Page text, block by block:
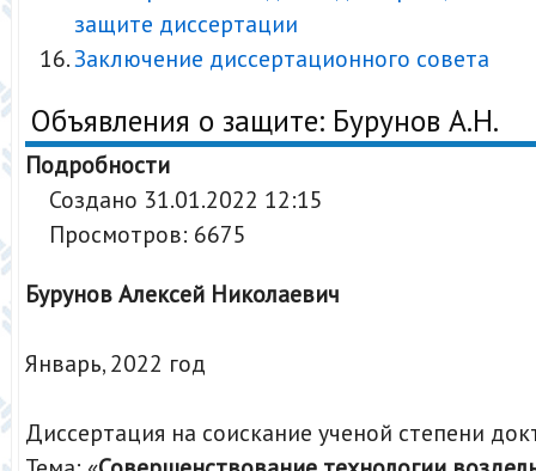
защите диссертации
Заключение диссертационного совета
Объявления о защите: Бурунов А.Н.
Подробности
Создано 31.01.2022 12:15
Просмотров: 6675
Бурунов Алексей Николаевич
Январь, 2022 год
Диссертация на соискание ученой степени